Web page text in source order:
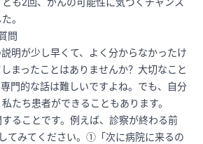
も2回、がんの可能性に気づくチャンス
。
問
明が少し早くて、よく分からなかったけ
まったことはありませんか？大切なこと
門的な話は難しいですよね。でも、自分
たち患者ができることもあります。
ることです。例えば、診察が終わる前
てみてください。①「次に病院に来るの